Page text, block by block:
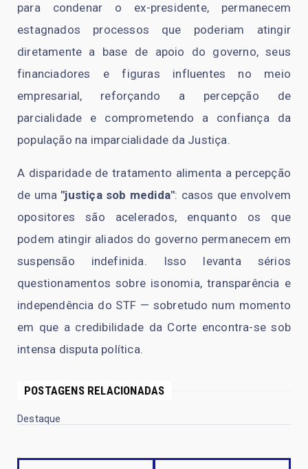
para condenar o ex-presidente, permanecem
estagnados processos que poderiam atingir
diretamente a base de apoio do governo, seus
financiadores e figuras influentes no meio
empresarial, reforçando a percepção de
parcialidade e comprometendo a confiança da
população na imparcialidade da Justiça.
A disparidade de tratamento alimenta a percepção
de uma "justiça sob medida": casos que envolvem
opositores são acelerados, enquanto os que
podem atingir aliados do governo permanecem em
suspensão indefinida. Isso levanta sérios
questionamentos sobre isonomia, transparência e
independência do STF — sobretudo num momento
em que a credibilidade da Corte encontra-se sob
intensa disputa política.
POSTAGENS RELACIONADAS
Destaque